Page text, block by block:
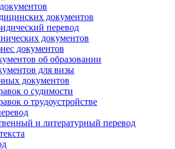
документов
перевод
документов
документов
об образовании
для визы
документов
о судимости
о трудоустройстве
и литературный перевод